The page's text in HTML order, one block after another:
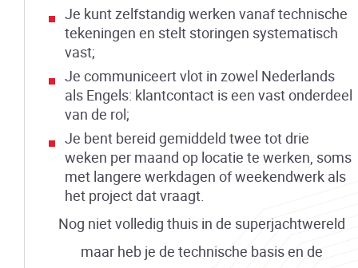
Je kunt zelfstandig werken vanaf technische
tekeningen en stelt storingen systematisch
vast;
Je communiceert vlot in zowel Nederlands
als Engels: klantcontact is een vast onderdeel
van de rol;
Je bent bereid gemiddeld twee tot drie
weken per maand op locatie te werken, soms
met langere werkdagen of weekendwerk als
het project dat vraagt.
Nog niet volledig thuis in de superjachtwereld
maar heb je de technische basis en de